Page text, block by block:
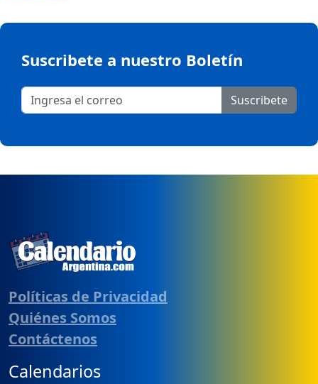
Suscribete a nuestro Boletín
Suscribete
Políticas de Privacidad
Quiénes Somos
Contáctenos
Calendarios